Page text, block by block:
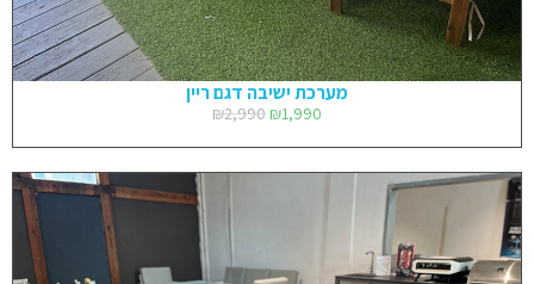
מערכת ישיבה דגם ריין
₪2,990 ₪1,990